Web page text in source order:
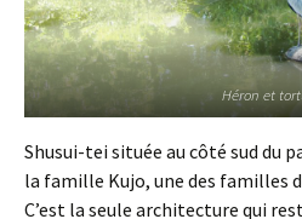
Héron et
Shusui-tei située au côté sud du
la famille Kujo, une des familles
C’est la seule architecture qui